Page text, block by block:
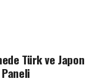
Türk ve Japon
Paneli